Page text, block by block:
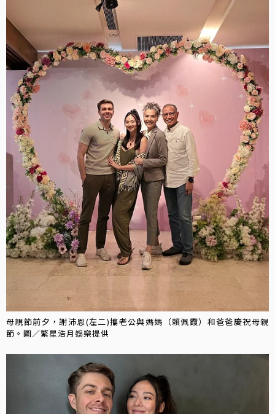
母親節前夕，謝沛恩(左二)攜老公與媽媽（賴佩霞）和爸爸慶祝母親
節。圖／繁星浩月娛樂提供